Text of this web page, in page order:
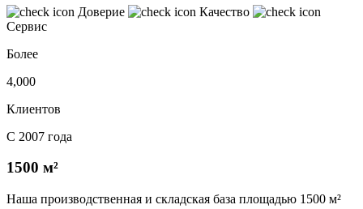
Доверие
Качество
Сервис
Более
4,000
Клиентов
С 2007 года
1500 м²
Наша производственная и складская база площадью 1500 м²